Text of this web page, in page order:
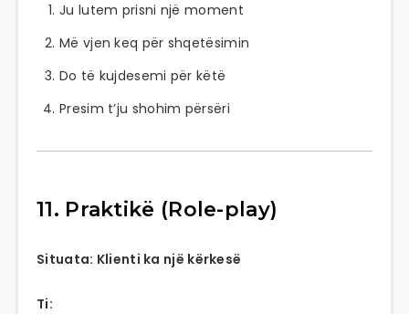
Ju lutem prisni një moment
Më vjen keq për shqetësimin
Do të kujdesemi për këtë
Presim t’ju shohim përsëri
11. Praktikë (Role-play)
Situata: Klienti ka një kërkesë
Ti: